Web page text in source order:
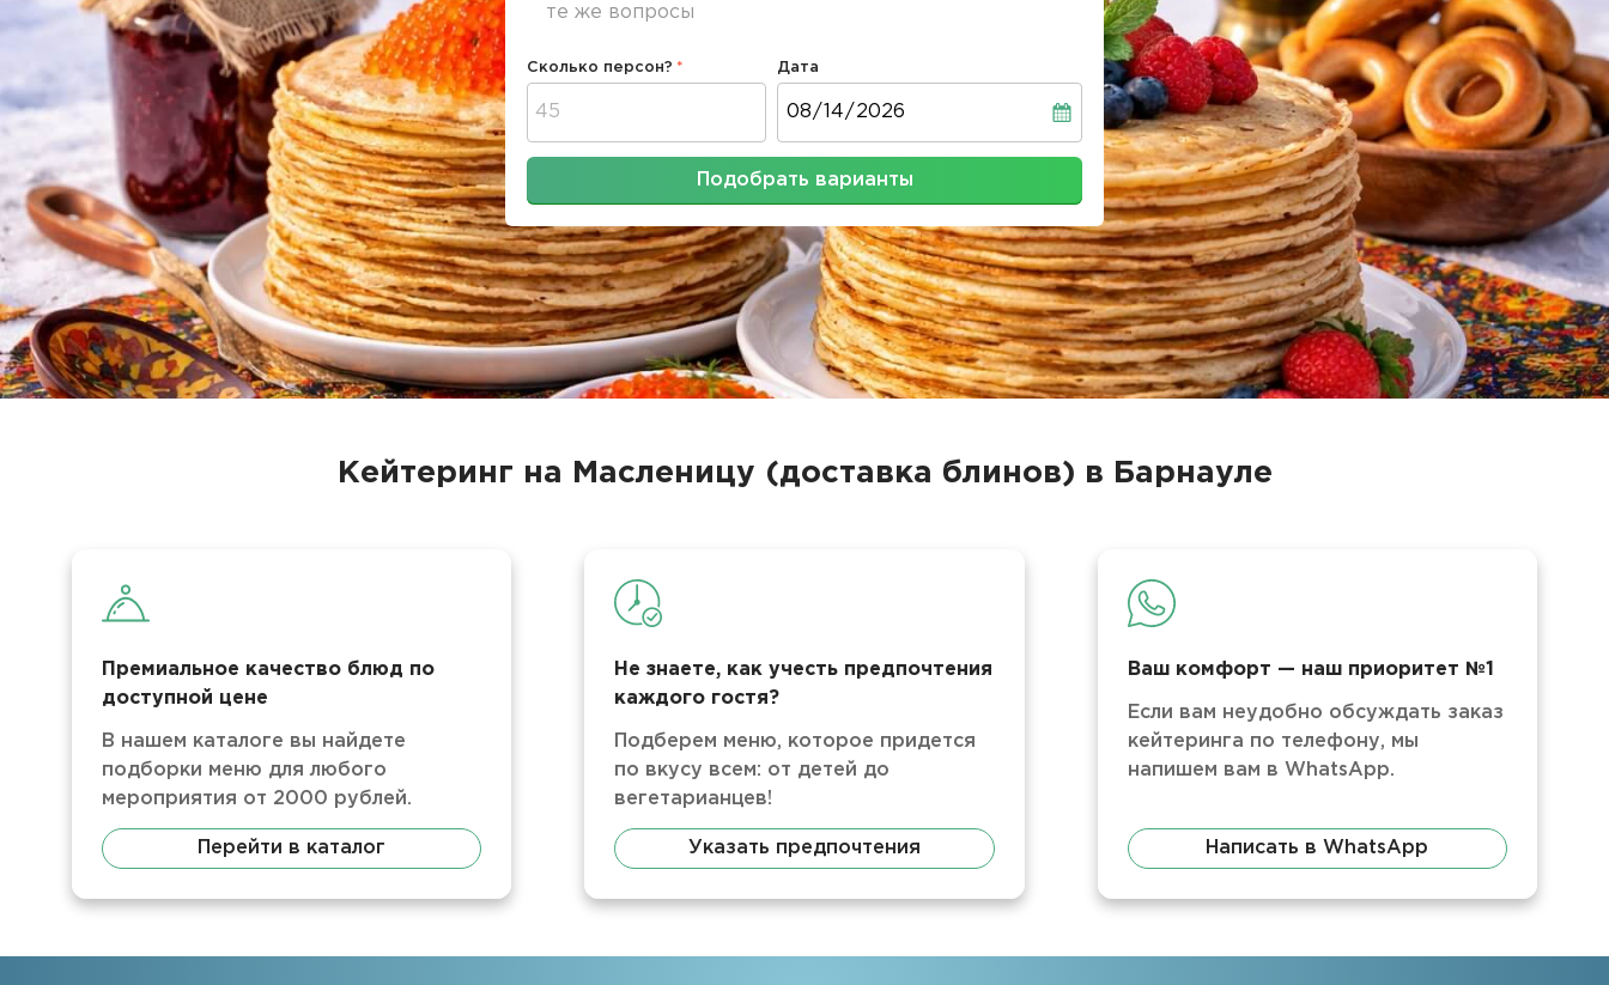
те же вопросы
Сколько персон? Дата
Подобрать варианты
Кейтеринг на Масленицу (доставка блинов) в Барнауле
Премиальное качество блюд по
доступной цене
В нашем каталоге вы найдете
подборки меню для любого
мероприятия от 2000 рублей.
Перейти в каталог
Не знаете, как учесть предпочтения
каждого гостя?
Подберем меню, которое придется
по вкусу всем: от детей до
вегетарианцев!
Указать предпочтения
Ваш комфорт — наш приоритет №1
Если вам неудобно обсуждать заказ
кейтеринга по телефону, мы
напишем вам в WhatsApp.
Написать в WhatsApp